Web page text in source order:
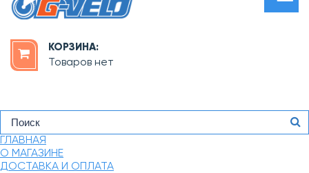
КОРЗИНА:
Товаров нет
ГЛАВНАЯ
О МАГАЗИНЕ
ДОСТАВКА И ОПЛАТА